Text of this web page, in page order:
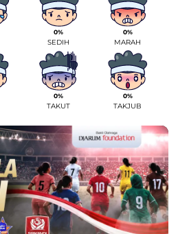
0%
SEDIH
0%
MARAH
0%
TAKUT
0%
TAKJUB